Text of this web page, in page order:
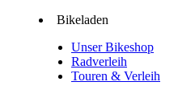
Bikeladen
Unser Bikeshop
Radverleih
Touren & Verleih